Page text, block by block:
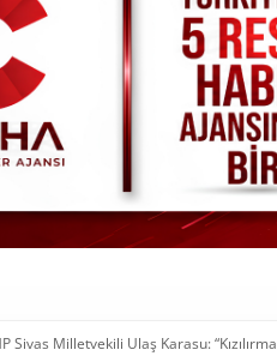
Sivas Milletvekili Ulaş Karasu: